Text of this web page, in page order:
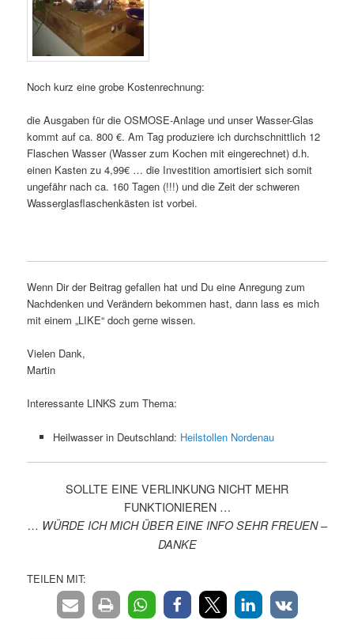
Noch kurz eine grobe Kostenrechnung:
die Ausgaben für die OSMOSE-Anlage und unser Wasser-Glas
kommt auf ca. 800 €. Am Tag produziere ich durchschnittlich 12
Flaschen Wasser (Wasser zum Kochen mit eingerechnet) d.h.
einen Kasten zu 4,99€ … die Investition amortisiert sich somit
ungefähr nach ca. 160 Tagen (!!!) und die Zeit der schweren
Wasserglasflaschenkästen ist vorbei.
Wenn Dir der Beitrag gefallen hat und Du eine Anregung zum
Nachdenken und Verändern bekommen hast, dann lass es mich
mit einem „LIKE“ doch gerne wissen.
Vielen Dank,
Martin
Interessante LINKS zum Thema:
Heilwasser in Deutschland: Heilstollen Nordenau
SOLLTE EINE VERLINKUNG NICHT MEHR
FUNKTIONIEREN …
… WÜRDE ICH MICH ÜBER EINE INFO SEHR FREUEN –
DANKE
TEILEN MIT: